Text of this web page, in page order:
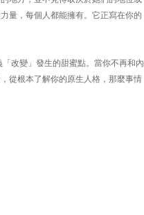
量，每個人都能擁有。它正寫在你的
改變」發生的甜蜜點。當你不再和內
從根本了解你的原生人格，那麼事情